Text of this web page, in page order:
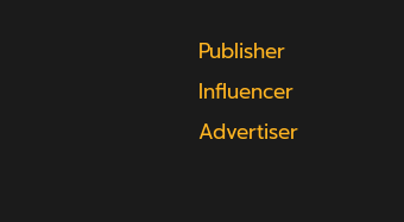
Publisher
Influencer
Advertiser